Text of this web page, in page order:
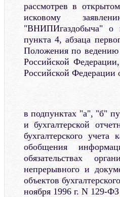
рассмотрев в
исковому
"ВНИПИгаздобыча" о
пункта 4, абзаца
Положения по ведению
Российской
Российской Федерации
в подпунктах "а", "б"
и бухгалтерской
бухгалтерского
обобщения
обязательствах
непрерывного и
объектов
ноября 1996 г. N 129-